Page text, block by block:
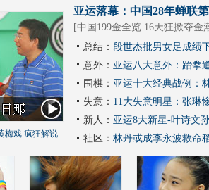
梅戏 疯狂解说
亚运落幕：中国28年蝉联
[中国199金全览 16天狂掀夺金
总结： 段世杰批男女足成绩
意外： 亚运八大意外：跆拳
围棋： 亚运十大经典战例：
失意： 11大失意明星：张琳
新人： 亚运8大新星-叶诗文
社区： 林丹或成李永波救命